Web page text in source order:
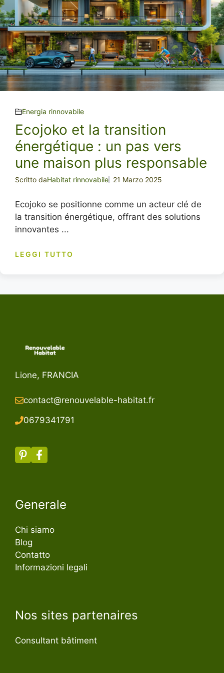
Energia rinnovabile
Ecojoko et la transition
énergétique : un pas vers
une maison plus responsable
Scritto daHabitat rinnovabile 21 Marzo 2025
Ecojoko se positionne comme un acteur clé de
la transition énergétique, offrant des solutions
innovantes ...
LEGGI TUTTO
Lione, FRANCIA
contact@renouvelable-habitat.fr
0679341791
Generale
Chi siamo
Blog
Contatto
Informazioni legali
Nos sites partenaires
Consultant bâtiment